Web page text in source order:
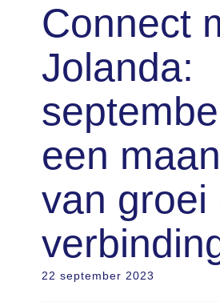
Connect
Jolanda:
een
van groei
22 september 2023